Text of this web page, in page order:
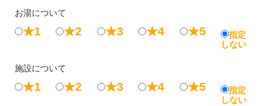
お湯について
★1 ★2 ★3 ★4 ★5
指定
しない
施設について
★1 ★2 ★3 ★4 ★5
指定
しない